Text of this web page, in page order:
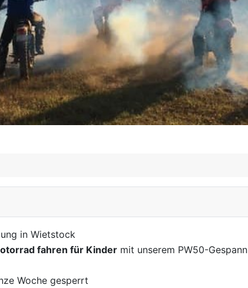
in Wietstock
fahren für Kinder mit unserem PW50-Gespann
Woche gesperrt